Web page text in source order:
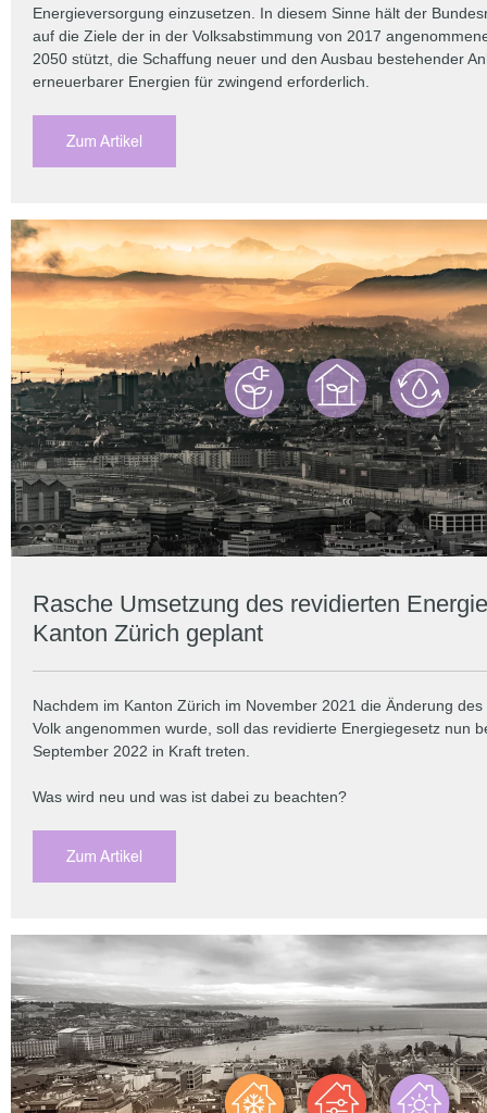
Energieversorgung einzusetzen. In diesem Sinne hält der
auf die Ziele der in der Volksabstimmung von 2017
2050 stützt, die Schaffung neuer und den Ausbau bestehender
erneuerbarer Energien für zwingend erforderlich.
Rasche Umsetzung des revidierten
Kanton Zürich geplant
Nachdem im Kanton Zürich im November 2021 die Änderung
Volk angenommen wurde, soll das revidierte Energiegesetz nun
September 2022 in Kraft treten.
Was wird neu und was ist dabei zu beachten?